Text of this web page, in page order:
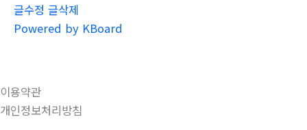
글수정 글삭제
Powered by KBoard
이용약관
개인정보처리방침